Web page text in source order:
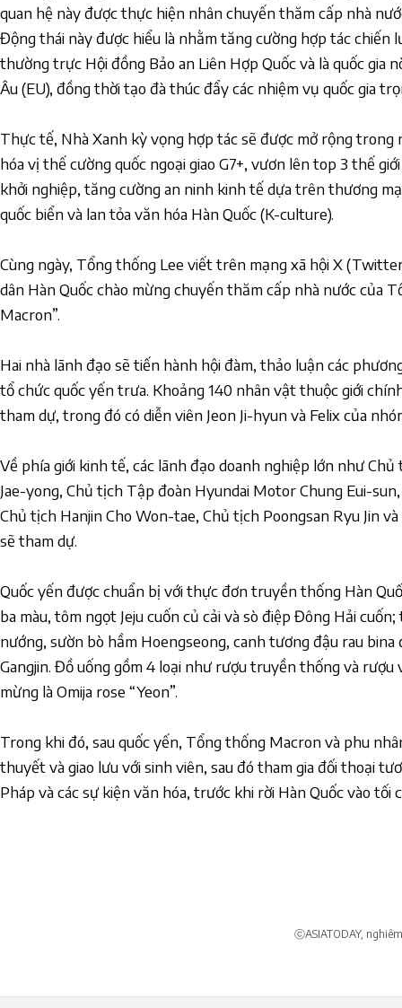
quan hệ này được thực hiện nhân chuyến thăm cấp nhà
Động thái này được hiểu là nhằm tăng cường hợp tác chiến
thường trực Hội đồng Bảo an Liên Hợp Quốc và là quốc gia
Âu (EU), đồng thời tạo đà thúc đẩy các nhiệm vụ quốc gia
Thực tế, Nhà Xanh kỳ vọng hợp tác sẽ được mở rộng
hóa vị thế cường quốc ngoại giao G7+, vươn lên top 3 thế
khởi nghiệp, tăng cường an ninh kinh tế dựa trên thương
quốc biển và lan tỏa văn hóa Hàn Quốc (K-culture).
Cùng ngày, Tổng thống Lee viết trên mạng xã hội X
dân Hàn Quốc chào mừng chuyến thăm cấp nhà nước của
Macron”.
Hai nhà lãnh đạo sẽ tiến hành hội đàm, thảo luận các
tổ chức quốc yến trưa. Khoảng 140 nhân vật thuộc giới
tham dự, trong đó có diễn viên Jeon Ji-hyun và Felix của
Về phía giới kinh tế, các lãnh đạo doanh nghiệp lớn như
Jae-yong, Chủ tịch Tập đoàn Hyundai Motor Chung Eui-
Chủ tịch Hanjin Cho Won-tae, Chủ tịch Poongsan Ryu Jin
sẽ tham dự.
Quốc yến được chuẩn bị với thực đơn truyền thống Hàn
ba màu, tôm ngọt Jeju cuốn củ cải và sò điệp Đông Hải cuốn;
nướng, sườn bò hầm Hoengseong, canh tương đậu rau bina
Gangjin. Đồ uống gồm 4 loại như rượu truyền thống và
mừng là Omija rose “Yeon”.
Trong khi đó, sau quốc yến, Tổng thống Macron và phu
thuyết và giao lưu với sinh viên, sau đó tham gia đối thoại
Pháp và các sự kiện văn hóa, trước khi rời Hàn Quốc vào tối
ⓒASIATODAY,